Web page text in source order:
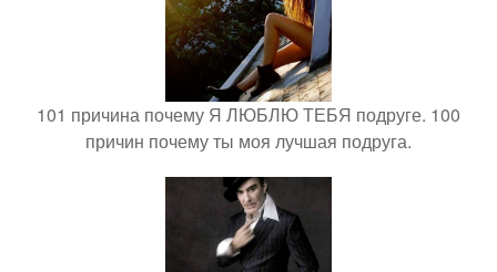
101 причина почему Я ЛЮБЛЮ ТЕБЯ подруге. 100
причин почему ты моя лучшая подруга.